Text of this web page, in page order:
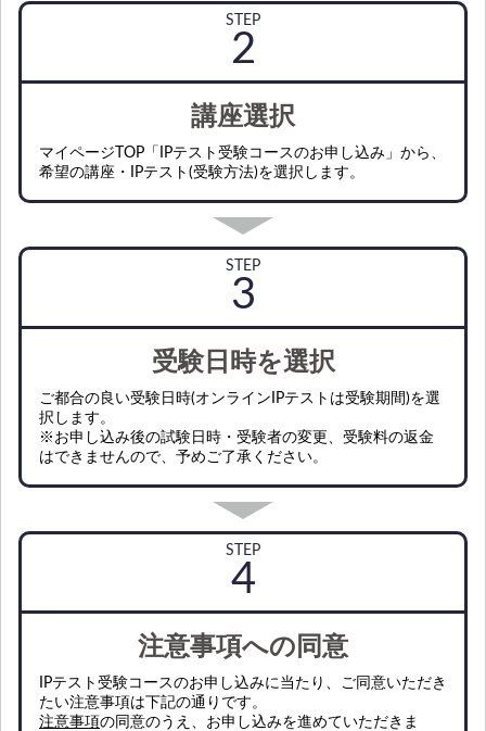
STEP
講座選択
マイページTOP「IPテスト受験コースのお申し込み」から、
希望の講座・IPテスト(受験方法)を選択します。
STEP
受験日時を選択
ご都合の良い受験日時(オンラインIPテストは受験期間)を選
択します。
※お申し込み後の試験日時・受験者の変更、受験料の返金
はできませんので、予めご了承ください。
STEP
注意事項への同意
IPテスト受験コースのお申し込みに当たり、ご同意いただき
たい注意事項は下記の通りです。
注意事項の同意のうえ、お申し込みを進めていただきま